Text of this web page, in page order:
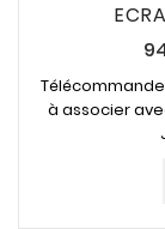
à associer